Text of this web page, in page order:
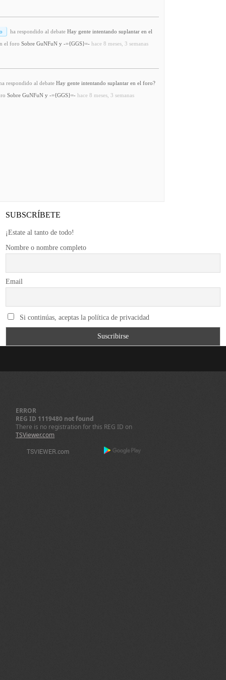
ha respondido al debate Hay gente intentando suplantar en el
el foro Sobre GuNFuN y -={GGS}=- hace 8 meses, 3 semanas
respondido al debate Hay gente intentando suplantar en el foro?
Sobre GuNFuN y -={GGS}=- hace 8 meses, 3 semanas
SUBSCRÍBETE
¡Estate al tanto de todo!
Nombre o nombre completo
Email
Si continúas, aceptas la política de privacidad
ERROR
REG ID 1119480 not found
There is no registration for this REG ID on
TSViewer.com